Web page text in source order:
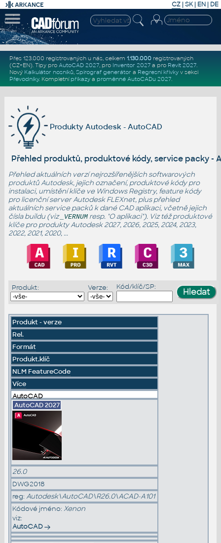
CZ | SK| EN | DE
Přes 123.000 registrovaných u nás, celkem 1.130.000registrovaných
(CZ+EN). Tipy pro AutoCAD 2027, pro Inventor 2027a pro Revit 2027.
Nový Kalkulátor nosníků, Spirograf generátor a Regresní křivkyv sekci
Převodníky. Kompletní příkazya proměnné AutoCADu 2027.
Produkty Autodesk - AutoCAD
Přehled produktů, produktové kódy, service packy -
Přehled aktuálních verzí nejrozšířenějších softwarových
produktů Autodesk, jejich označení, produktové kódy pro
instalaci, umístění klíče ve Windows Registry, feature kódy
pro licenční server Autodesk FLEXnet, plus přehled
aktuálních service packů k dané CAD aplikaci, včetně jejich
čísla buildu (viz _VERNUMresp. "O aplikaci"). Viz téžproduktové
klíčepro produkty Autodesk 2027, 2026, 2025, 2024, 2023,
2022, 2021, 2020, ...
Produkt: Verze: Kód/klíč/SP:
Produkt - verze
Rel.
Formát
Produkt.klíč
NLM FeatureCode
Více
AutoCAD
AutoCAD2027
26.0
DWG2018
reg: Autodesk\AutoCAD\R26.0\ACAD-A101
Kódové jméno: Xenon
viz:
AutoCAD